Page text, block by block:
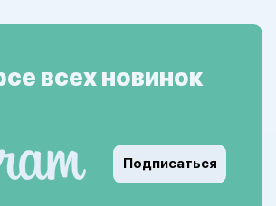
всех новинок
Подписаться